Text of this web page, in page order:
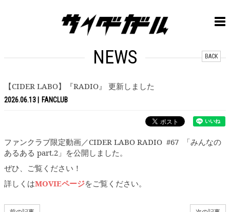
NEWS BACK
【CIDER LABO】『RADIO』 更新しました
2026.06.13 FANCLUB
ファンクラブ限定動画／CIDER LABO RADIO #67 「みんなの
あるある part.2」を公開しました。
ぜひ、ご覧ください！
詳しくはMOVIEページをご覧ください。